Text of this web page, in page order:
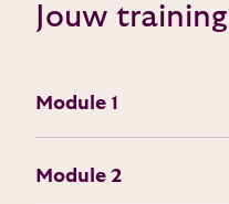
Jouw training
Module 1
Module 2